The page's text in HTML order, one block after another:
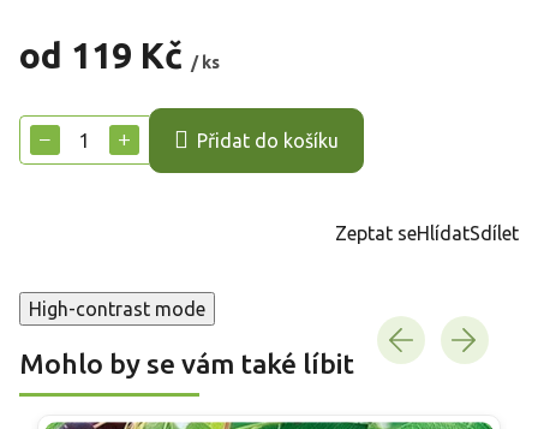
od 119 Kč / ks
cena:
+
− Přidat do košíku
Zeptat seHlídatSdílet
High-contrast mode
Mohlo by se vám také líbit